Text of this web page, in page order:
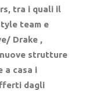
tra i quali il
team e
Drake ,
strutture
a casa i
dagli